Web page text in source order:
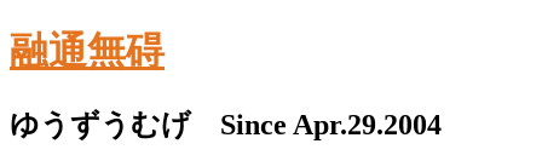
融通無碍
ゆうずうむげ Since Apr.29.2004